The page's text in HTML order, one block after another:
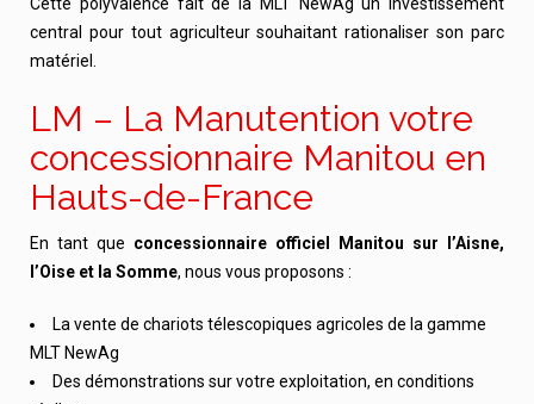
central pour tout agriculteur souhaitant rationaliser son parc
matériel.
LM – La Manutention votre
concessionnaire Manitou en
Hauts-de-France
En tant que concessionnaire officiel Manitou sur l’Aisne,
l’Oise et la Somme, nous vous proposons :
La vente de chariots télescopiques agricoles de la gamme
MLT NewAg
Des démonstrations sur votre exploitation, en conditions